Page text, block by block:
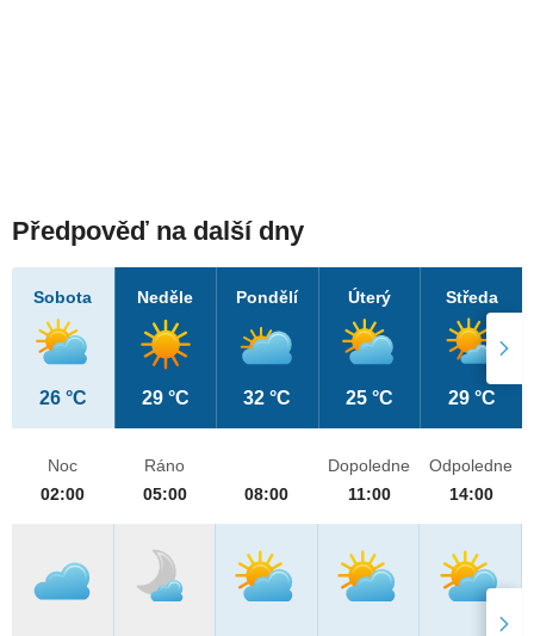
Předpověď na další dny
Sobota
26 °C
Neděle
29 °C
Pondělí
32 °C
Úterý
25 °C
Středa
29 °C
Noc
02:00
Ráno
05:00
08:00
Dopoledne
11:00
Odpoledne
14:00